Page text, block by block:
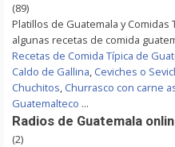
(89)
Platillos de Guatemala y
algunas recetas de comida
Recetas de Comida Típica de
Caldo de Gallina, Ceviches o
Chuchitos, Churrasco con carne
Guatemalteco ...
Radios de Guatemala
(2)